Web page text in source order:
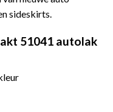
sideskirts.
51041 autolak